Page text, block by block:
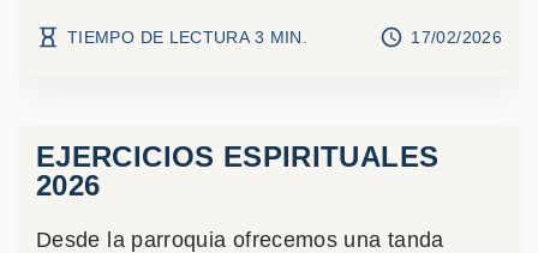
TIEMPO DE LECTURA 3 MIN. 17/02/2026
EJERCICIOS ESPIRITUALES
2026
Desde la parroquia ofrecemos una tanda